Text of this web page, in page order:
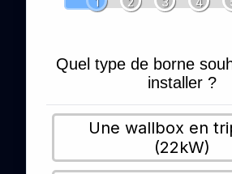
Quel type de borne
installer ?
Une wallbox en
(22kW)